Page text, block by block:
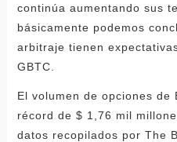
continúa aumentando sus
básicamente podemos
arbitraje tienen
GBTC.
El volumen de opciones de
récord de $ 1,76 mil
datos recopilados por The